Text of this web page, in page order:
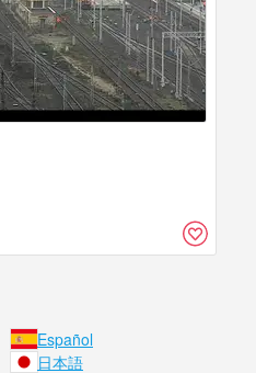
Español
日本語